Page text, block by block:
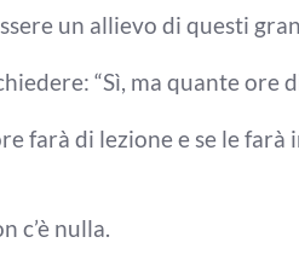
un allievo di questi
“Sì, ma quante ore
farà di lezione e se le farà
c’è nulla.